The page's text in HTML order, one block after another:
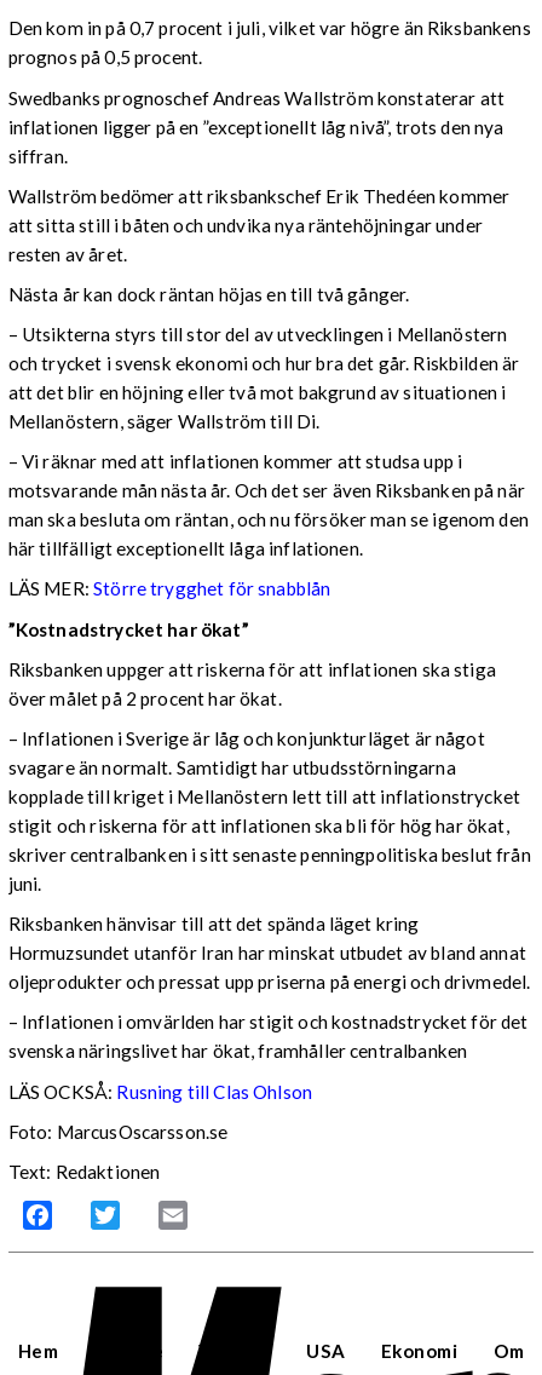
Den kom in på 0,7 procent i juli, vilket var högre än Riksbankens
prognos på 0,5 procent.
Swedbanks prognoschef Andreas Wallström konstaterar att
inflationen ligger på en ”exceptionellt låg nivå”, trots den nya
siffran.
Wallström bedömer att riksbankschef Erik Thedéen kommer
att sitta still i båten och undvika nya räntehöjningar under
resten av året.
Nästa år kan dock räntan höjas en till två gånger.
– Utsikterna styrs till stor del av utvecklingen i Mellanöstern
och trycket i svensk ekonomi och hur bra det går. Riskbilden är
att det blir en höjning eller två mot bakgrund av situationen i
Mellanöstern, säger Wallström till Di.
– Vi räknar med att inflationen kommer att studsa upp i
motsvarande mån nästa år. Och det ser även Riksbanken på när
man ska besluta om räntan, och nu försöker man se igenom den
här tillfälligt exceptionellt låga inflationen.
LÄS MER:Större trygghet för snabblån
”Kostnadstrycket har ökat”
Riksbanken uppger att riskerna för att inflationen ska stiga
över målet på 2 procent har ökat.
– Inflationen i Sverige är låg och konjunkturläget är något
svagare än normalt. Samtidigt har utbudsstörningarna
kopplade till kriget i Mellanöstern lett till att inflationstrycket
stigit och riskerna för att inflationen ska bli för hög har ökat,
skriver centralbanken i sitt senaste penningpolitiska beslut från
juni.
Riksbanken hänvisar till att det spända läget kring
Hormuzsundet utanför Iran har minskat utbudet av bland annat
oljeprodukter och pressat upp priserna på energi och drivmedel.
– Inflationen i omvärlden har stigit och kostnadstrycket för det
svenska näringslivet har ökat, framhåller centralbanken
LÄS OCKSÅ: Rusning till Clas Ohlson
Foto: MarcusOscarsson.se
Text: Redaktionen
Facebook Twitter
Hem Sverige Världen USA Ekonomi Om